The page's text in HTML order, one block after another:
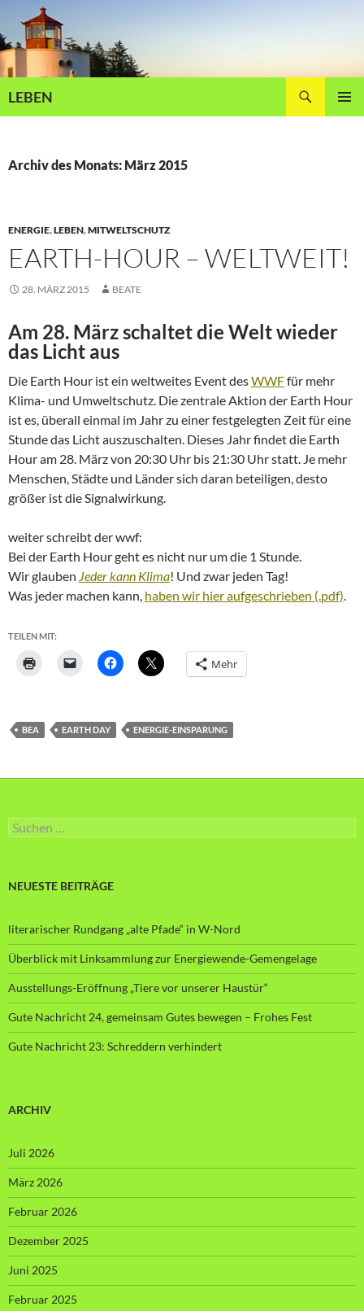
Inhalt
springen
LEBEN
Archiv des Monats: März 2015
ENERGIE,LEBEN,MITWELTSCHUTZ
EARTH-HOUR – WELTWEIT!
28. MÄRZ 2015 BEATE
Am 28. März schaltet die Welt wieder
das Licht aus
Die Earth Hour ist ein weltweites Event desWWFfür mehr
Klima- und Umweltschutz. Die zentrale Aktion der Earth Hour
ist es, überall einmal im Jahr zu einer festgelegten Zeit für eine
Stunde das Licht auszuschalten. Dieses Jahr findet die Earth
Hour am 28. März von 20:30 Uhr bis 21:30 Uhr statt. Je mehr
Menschen, Städte und Länder sich daran beteiligen, desto
größer ist die Signalwirkung.
weiter schreibt der wwf:
Bei der Earth Hour geht es nicht nur um die 1 Stunde.
Wir glauben Jeder kann Klima! Und zwar jeden Tag!
Was jeder machen kann, haben wir hier aufgeschrieben (.pdf).
TEILEN MIT:
Mehr
BEA EARTH DAY ENERGIE-EINSPARUNG
Suche
nach:
NEUESTE BEITRÄGE
literarischer Rundgang „alte Pfade“ in W-Nord
Überblick mit Linksammlung zur Energiewende-Gemengelage
Ausstellungs-Eröffnung „Tiere vor unserer Haustür“
Gute Nachricht 24, gemeinsam Gutes bewegen – Frohes Fest
Gute Nachricht 23: Schreddern verhindert
ARCHIV
Juli 2026
März 2026
Februar 2026
Dezember 2025
Juni 2025
Februar 2025